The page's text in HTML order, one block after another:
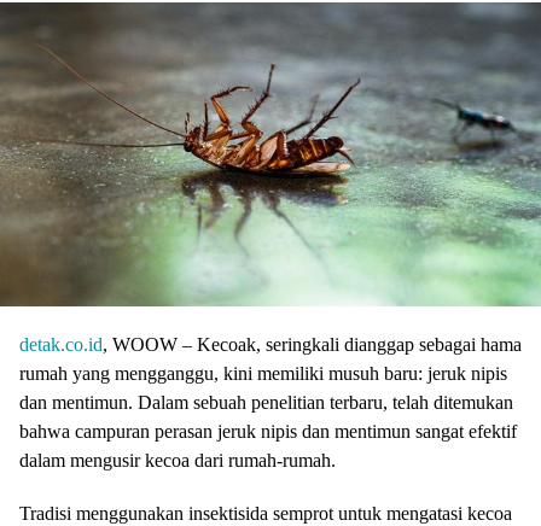
detak.co.id, WOOW – Kecoak, seringkali dianggap sebagai hama
rumah yang mengganggu, kini memiliki musuh baru: jeruk nipis
dan mentimun. Dalam sebuah penelitian terbaru, telah ditemukan
bahwa campuran perasan jeruk nipis dan mentimun sangat efektif
dalam mengusir kecoa dari rumah-rumah.
Tradisi menggunakan insektisida semprot untuk mengatasi kecoa